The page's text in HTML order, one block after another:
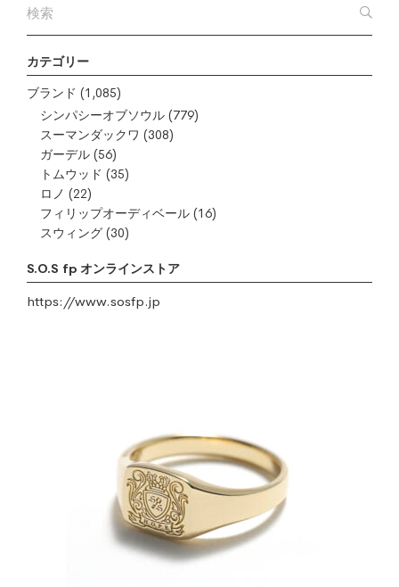
カテゴリー
ブランド (1,085)
シンパシーオブソウル (779)
スーマンダックワ (308)
ガーデル (56)
トムウッド (35)
ロノ (22)
フィリップオーディベール (16)
スウィング (30)
S.O.S fp オンラインストア
https://www.sosfp.jp